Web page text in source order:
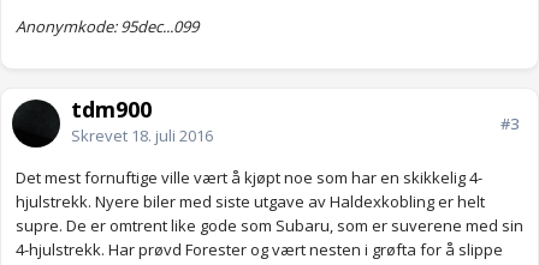
Anonymkode: 95dec...099
tdm900
Skrevet 18. juli 2016
#3
Det mest fornuftige ville vært å kjøpt noe som har en skikkelig 4-
hjulstrekk. Nyere biler med siste utgave av Haldexkobling er helt
supre. De er omtrent like gode som Subaru, som er suverene med sin
4-hjulstrekk. Har prøvd Forester og vært nesten i grøfta for å slippe